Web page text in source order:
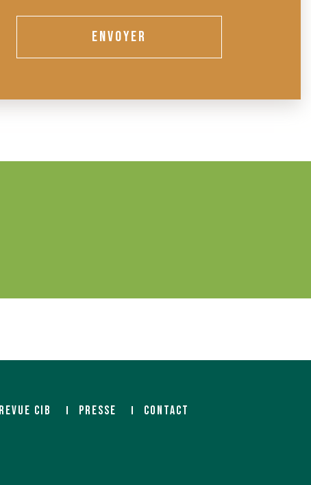
ENVOYER
REVUE CIB PRESSE CONTACT